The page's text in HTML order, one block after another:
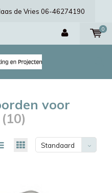
de Vries 06-46274190
0
voor
(10)
Standaard